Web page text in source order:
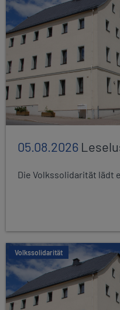
05.08.2026
Die Volkssolidarität lädt
Volkssolidarität